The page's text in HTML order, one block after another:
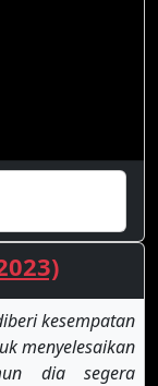
kesempatan
menyelesaikan
dia segera